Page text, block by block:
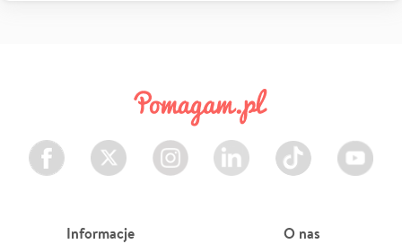
Facebook Twitter Instagram LinkedIn TikTok Youtube
Informacje O nas